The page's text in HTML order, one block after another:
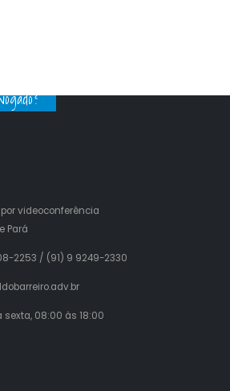
videoconferência
Pará
2253 / (91) 9 9249-2330
sexta, 08:00 às 18:00